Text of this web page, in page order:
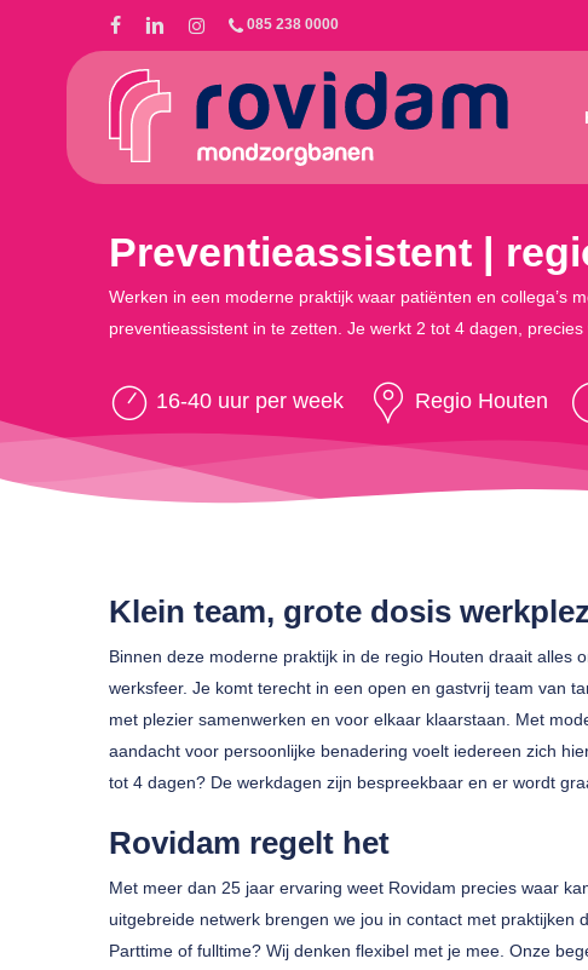
085 238 0000
Druk op enter om te zoeken of ESC om te sluiten
Preventieassistent |
Werken in een moderne praktijk waar patiënten en collega’s
preventieassistent in te zetten. Je werkt 2 tot 4 dagen, precies
16-40 uur per week Regio Houten
Klein team, grote dosis
Binnen deze moderne praktijk in de regio Houten draait alles
werksfeer. Je komt terecht in een open en gastvrij team van
met plezier samenwerken en voor elkaar klaarstaan. Met
aandacht voor persoonlijke benadering voelt iedereen zich
tot 4 dagen? De werkdagen zijn bespreekbaar en er wordt
Rovidam regelt het
Met meer dan 25 jaar ervaring weet Rovidam precies waar
uitgebreide netwerk brengen we jou in contact met praktijken
Parttime of fulltime? Wij denken flexibel met je mee. Onze